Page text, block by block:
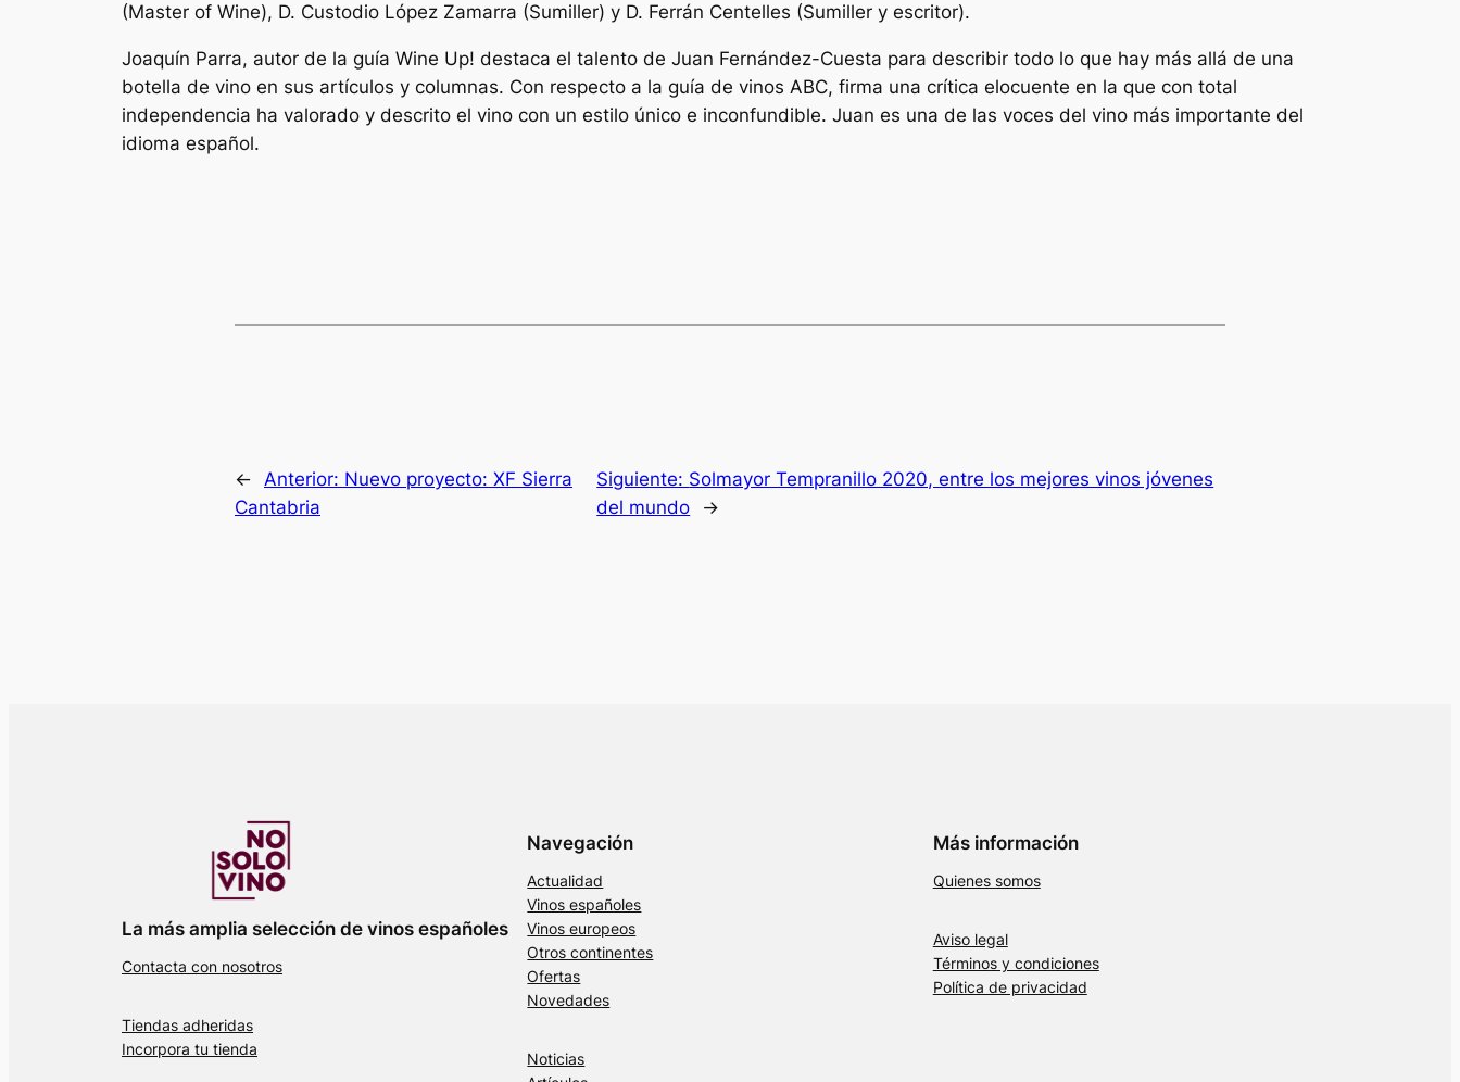
(Master of Wine), D. Custodio López Zamarra (Sumiller) y D. Ferrán Centelles (Sumiller y escritor).
Joaquín Parra, autor de la guía Wine Up! destaca el talento de Juan Fernández-Cuesta para describir todo lo que hay más allá de una
botella de vino en sus artículos y columnas. Con respecto a la guía de vinos ABC, firma una crítica elocuente en la que con total
independencia ha valorado y descrito el vino con un estilo único e inconfundible. Juan es una de las voces del vino más importante del
idioma español.
← Anterior: Nuevo proyecto: XF Sierra
Cantabria
Siguiente: Solmayor Tempranillo 2020, entre los mejores vinos jóvenes
del mundo
→
La más amplia selección de vinos españoles
Contacta con nosotros
Tiendas adheridas
Incorpora tu tienda
Navegación
Actualidad
Vinos españoles
Vinos europeos
Otros continentes
Ofertas
Novedades
Noticias
Más información
Quienes somos
Aviso legal
Términos y condiciones
Política de privacidad